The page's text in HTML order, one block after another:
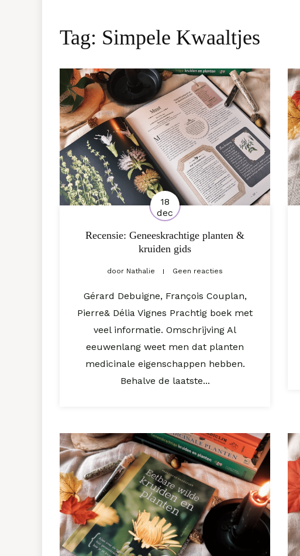
Tag: Simpele Kwaaltjes
18
dec
Recensie: Geneeskrachtige planten &
kruiden gids
door Nathalie Geen reacties
Gérard Debuigne, François Couplan,
Pierre& Délia Vignes Prachtig boek met
veel informatie. Omschrijving Al
eeuwenlang weet men dat planten
medicinale eigenschappen hebben.
Behalve de laatste...